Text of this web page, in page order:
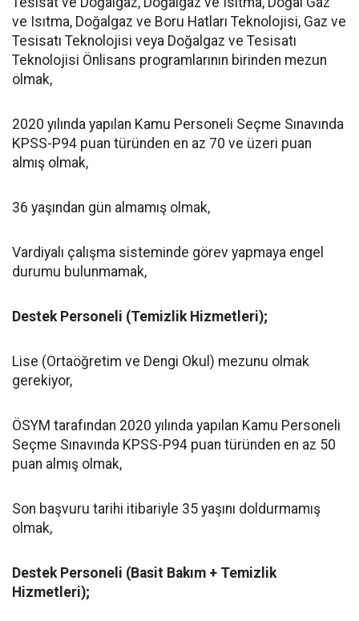
ve Isıtma, Doğalgaz ve Boru Hatları Teknolojisi, Gaz ve
Tesisatı Teknolojisi veya Doğalgaz ve Tesisatı
Teknolojisi Önlisans programlarının birinden mezun
olmak,
2020 yılında yapılan Kamu Personeli Seçme Sınavında
KPSS-P94 puan türünden en az 70 ve üzeri puan
almış olmak,
36 yaşından gün almamış olmak,
Vardiyalı çalışma sisteminde görev yapmaya engel
durumu bulunmamak,
Destek Personeli (Temizlik Hizmetleri);
Lise (Ortaöğretim ve Dengi Okul) mezunu olmak
gerekiyor,
ÖSYM tarafından 2020 yılında yapılan Kamu Personeli
Seçme Sınavında KPSS-P94 puan türünden en az 50
puan almış olmak,
Son başvuru tarihi itibariyle 35 yaşını doldurmamış
olmak,
Destek Personeli (Basit Bakım + Temizlik
Hizmetleri);